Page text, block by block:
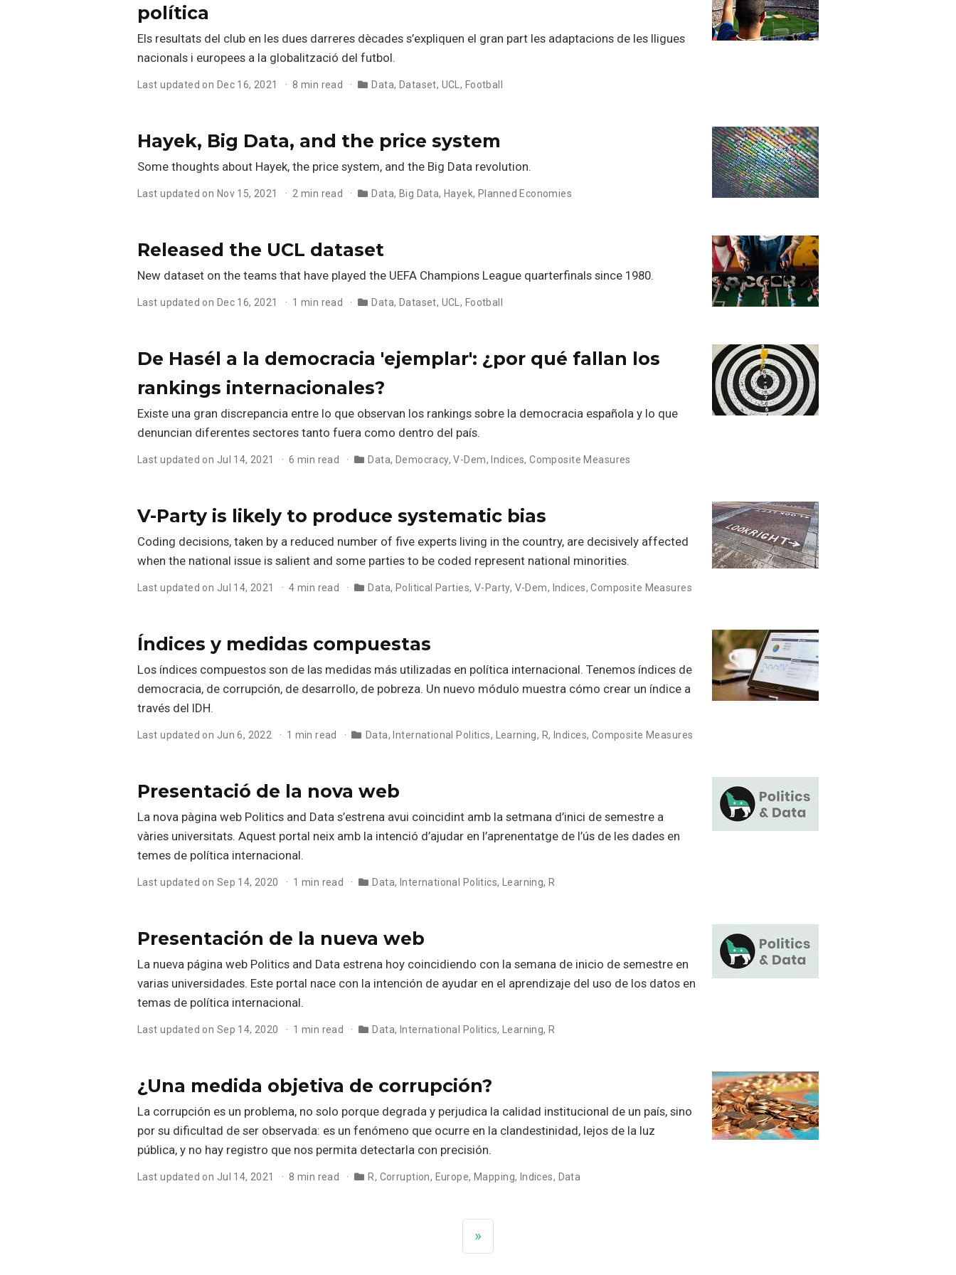
política
Els resultats del club en les dues darreres dècades s’expliquen el gran part les adaptacions de les lligues
nacionals i europees a la globalització del futbol.
Last updated on Dec 16, 2021 8 min read Data, Dataset, UCL , Football
Hayek, Big Data, and the price system
Some thoughts about Hayek, the price system, and the Big Data revolution.
Last updated on Nov 15, 2021 2 min read Data, Big Data,Hayek,Planned Economies
Released the UCL dataset
New dataset on the teams that have played the UEFA Champions League quarterfinals since 1980.
Last updated on Dec 16, 2021 1 min read Data, Dataset, UCL , Football
De Hasél a la democracia 'ejemplar': ¿por qué fallan los
rankings internacionales?
Existe una gran discrepancia entre lo que observan los rankings sobre la democracia española y lo que
denuncian diferentes sectores tanto fuera como dentro del país.
Last updated on Jul 14, 2021 6 min read Data, Democracy,V-Dem,Indices,Composite Measures
V-Party is likely to produce systematic bias
Coding decisions, taken by a reduced number of five experts living in the country, are decisively affected
when the national issue is salient and some parties to be coded represent national minorities.
Last updated on Jul 14, 2021 4 min read Data, Political Parties, V-Party, V-Dem, Indices,Composite Measures
Índices y medidas compuestas
Los índices compuestos son de las medidas más utilizadas en política internacional. Tenemos índices de
democracia, de corrupción, de desarrollo, de pobreza. Un nuevo módulo muestra cómo crear un índice a
través del IDH.
Last updated on Jun 6, 2022 1 min read Data,International Politics, Learning, R,Indices, Composite Measures
Presentació de la nova web
La nova pàgina web Politics and Data s’estrena avui coincidint amb la setmana d’inici de semestre a
vàries universitats. Aquest portal neix amb la intenció d’ajudar en l’aprenentatge de l’ús de les dades en
temes de política internacional.
Last updated on Sep 14, 2020 1 min read Data, International Politics, Learning,R
Presentación de la nueva web
La nueva página web Politics and Data estrena hoy coincidiendo con la semana de inicio de semestre en
varias universidades. Este portal nace con la intención de ayudar en el aprendizaje del uso de los datos en
temas de política internacional.
Last updated on Sep 14, 2020 1 min read Data, International Politics, Learning,R
¿Una medida objetiva de corrupción?
La corrupción es un problema, no solo porque degrada y perjudica la calidad institucional de un país, sino
por su dificultad de ser observada: es un fenómeno que ocurre en la clandestinidad, lejos de la luz
pública, y no hay registro que nos permita detectarla con precisión.
Last updated on Jul 14, 2021 8 min read R, Corruption, Europe,Mapping, Indices, Data
»